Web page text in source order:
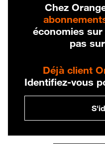
Chez
économies
pas
Déjà client
Identifiez-vous